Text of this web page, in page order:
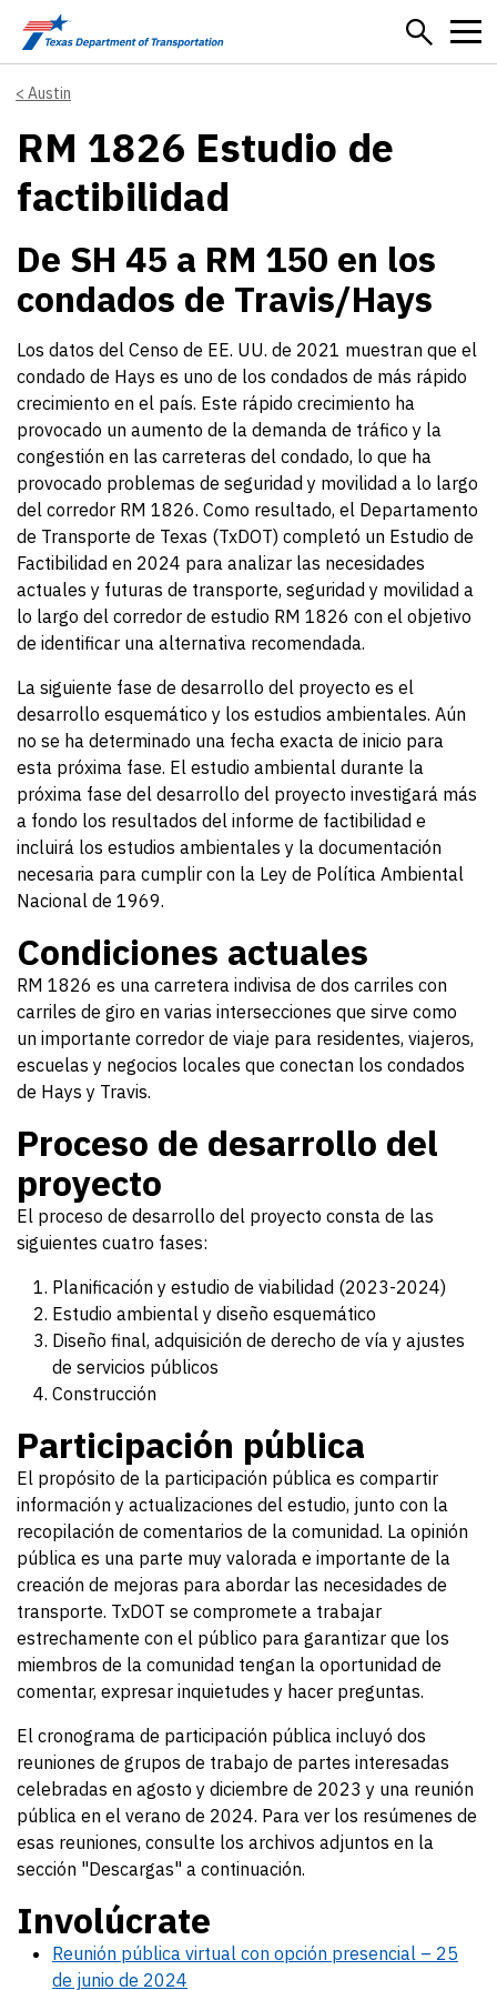
Skip to main content
Austin
RM 1826 Estudio de
factibilidad
De SH 45 a RM 150 en los
condados de Travis/Hays
Los datos del Censo de EE. UU. de 2021 muestran que el
condado de Hays es uno de los condados de más rápido
crecimiento en el país. Este rápido crecimiento ha
provocado un aumento de la demanda de tráfico y la
congestión en las carreteras del condado, lo que ha
provocado problemas de seguridad y movilidad a lo largo
del corredor RM 1826. Como resultado, el Departamento
de Transporte de Texas (TxDOT) completó un Estudio de
Factibilidad en 2024 para analizar las necesidades
actuales y futuras de transporte, seguridad y movilidad a
lo largo del corredor de estudio RM 1826 con el objetivo
de identificar una alternativa recomendada.
La siguiente fase de desarrollo del proyecto es el
desarrollo esquemático y los estudios ambientales. Aún
no se ha determinado una fecha exacta de inicio para
esta próxima fase. El estudio ambiental durante la
próxima fase del desarrollo del proyecto investigará más
a fondo los resultados del informe de factibilidad e
incluirá los estudios ambientales y la documentación
necesaria para cumplir con la Ley de Política Ambiental
Nacional de 1969.
Condiciones actuales
RM 1826 es una carretera indivisa de dos carriles con
carriles de giro en varias intersecciones que sirve como
un importante corredor de viaje para residentes, viajeros,
escuelas y negocios locales que conectan los condados
de Hays y Travis.
Proceso de desarrollo del
proyecto
El proceso de desarrollo del proyecto consta de las
siguientes cuatro fases:
Planificación y estudio de viabilidad (2023-2024)
Estudio ambiental y diseño esquemático
Diseño final, adquisición de derecho de vía y ajustes
de servicios públicos
Construcción
Participación pública
El propósito de la participación pública es compartir
información y actualizaciones del estudio, junto con la
recopilación de comentarios de la comunidad. La opinión
pública es una parte muy valorada e importante de la
creación de mejoras para abordar las necesidades de
transporte. TxDOT se compromete a trabajar
estrechamente con el público para garantizar que los
miembros de la comunidad tengan la oportunidad de
comentar, expresar inquietudes y hacer preguntas.
El cronograma de participación pública incluyó dos
reuniones de grupos de trabajo de partes interesadas
celebradas en agosto y diciembre de 2023 y una reunión
pública en el verano de 2024. Para ver los resúmenes de
esas reuniones, consulte los archivos adjuntos en la
sección "Descargas" a continuación.
Involúcrate
Reunión pública virtual con opción presencial – 25
de junio de 2024